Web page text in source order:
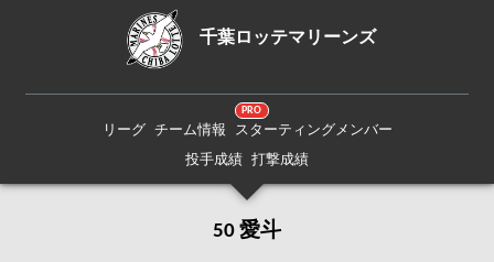
千葉ロッテマリーンズ
リーグ チーム情報
PRO
スターティングメンバー
投手成績 打撃成績
50 愛斗